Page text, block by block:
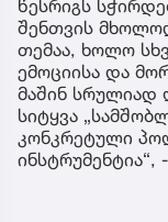
წესრიგს
შენთვის
თემაა, ხოლო
ემოციისა და
მაშინ სრულიად
სიტყვა
კონკრეტული
ინსტრუმენტია“,